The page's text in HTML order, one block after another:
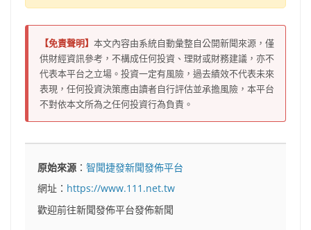
【免責聲明】 本文內容由系統自動彙整自公開新聞來源，僅
供財經資訊參考，不構成任何投資、理財或財務建議，亦不
代表本平台之立場。投資一定有風險，過去績效不代表未來
表現，任何投資決策應由讀者自行評估並承擔風險，本平台
不對依本文所為之任何投資行為負責。
原始來源 ：智聞捷發新聞發佈平台
網址： https://www.111.net.tw
歡迎前往新聞發佈平台發佈新聞